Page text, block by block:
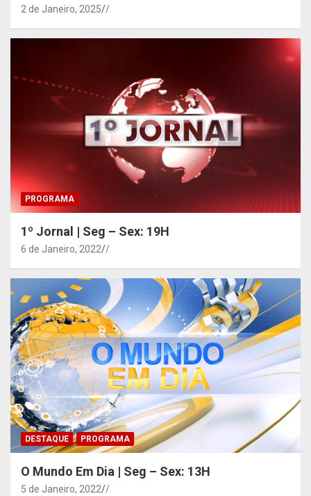
2 de Janeiro, 2025 /
PROGRAMA
1º Jornal | Seg – Sex: 19H
6 de Janeiro, 2022 /
DESTAQUE PROGRAMA
O Mundo Em Dia | Seg – Sex: 13H
5 de Janeiro, 2022 /